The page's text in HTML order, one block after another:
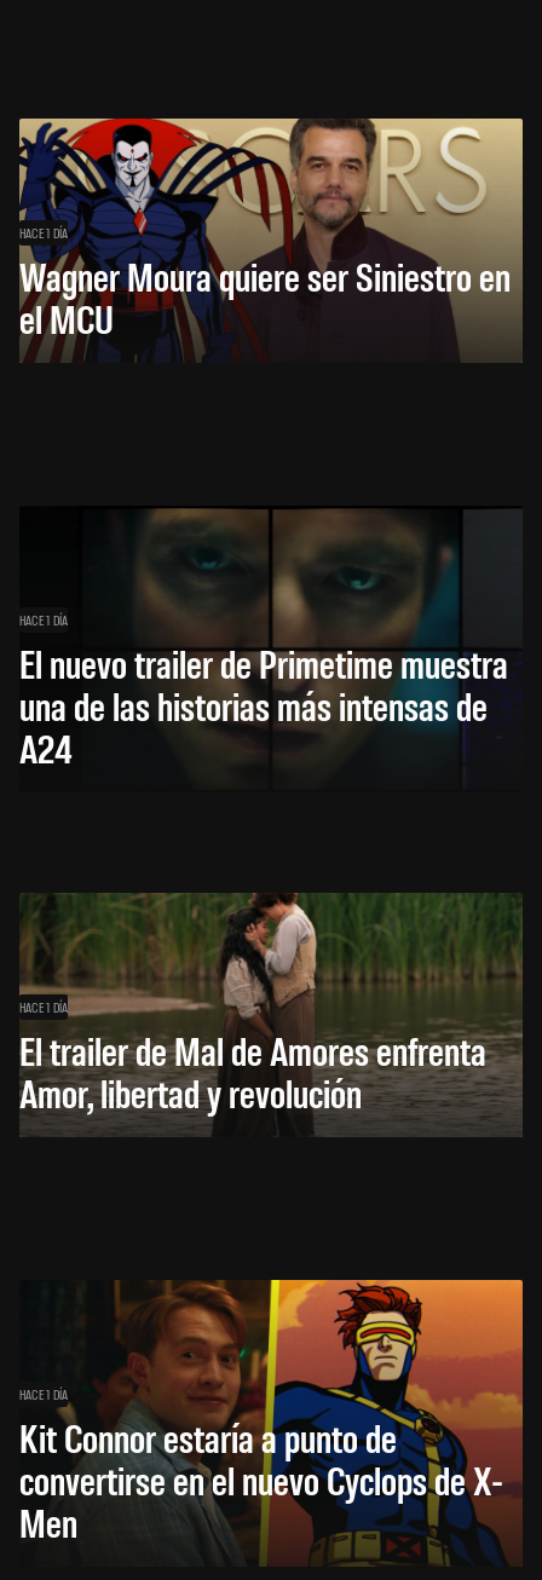
HACE 1 DÍA
Wagner Moura quiere ser Siniestro en
el MCU
HACE 1 DÍA
El nuevo trailer de Primetime muestra
una de las historias más intensas de
A24
HACE 1 DÍA
El trailer de Mal de Amores enfrenta
Amor, libertad y revolución
HACE 1 DÍA
Kit Connor estaría a punto de
convertirse en el nuevo Cyclops de X-
Men